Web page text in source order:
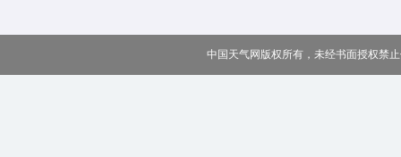
中国天气网版权所有，未经书面授权